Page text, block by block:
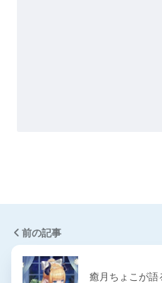
前の記事
癒月ちょこが語